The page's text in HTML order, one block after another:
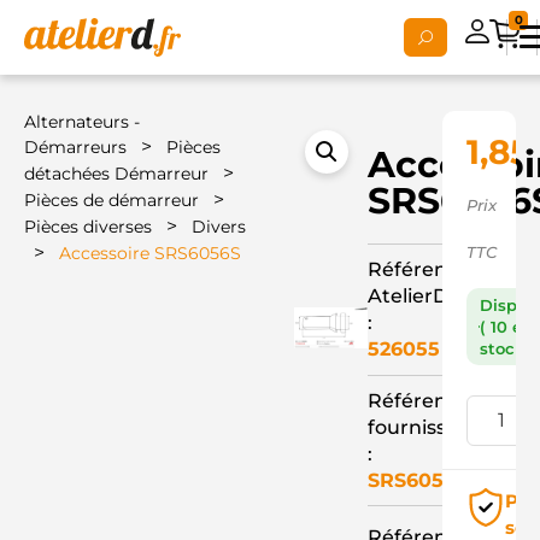
0
Alternateurs -
Démarreurs
>
Pièces
détachées Démarreur
>
Pièces de démarreur >
Pièces diverses > Divers
> Accessoire SRS6056S
Référence
AtelierD
:
526055
Référence
fournisseur
:
SRS6056S
1,85
Prix
TTC
( 10 en
stock )